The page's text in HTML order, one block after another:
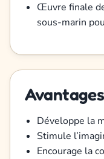
Œuvre finale
sous-marin
Avantages
Développe la
Stimule
Encourage la